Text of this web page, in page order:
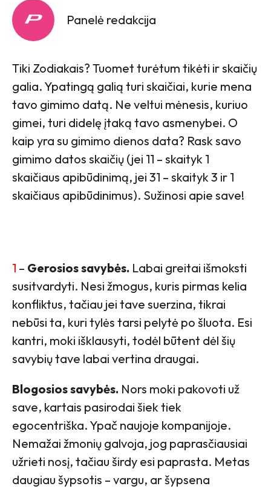
Panelė redakcija
Tiki Zodiakais? Tuomet turėtum tikėti ir skaičių
galia. Ypatingą galią turi skaičiai, kurie mena
tavo gimimo datą. Ne veltui mėnesis, kuriuo
gimei, turi didelę įtaką tavo asmenybei. O
kaip yra su gimimo dienos data? Rask savo
gimimo datos skaičių (jei 11 – skaityk 1
skaičiaus apibūdinimą, jei 31 – skaityk 3 ir 1
skaičiaus apibūdinimus). Sužinosi apie save!
1 – Gerosios savybės. Labai greitai išmoksti
susitvardyti. Nesi žmogus, kuris pirmas kelia
konfliktus, tačiau jei tave suerzina, tikrai
nebūsi ta, kuri tylės tarsi pelytė po šluota. Esi
kantri, moki išklausyti, todėl būtent dėl šių
savybių tave labai vertina draugai.
Blogosios savybės. Nors moki pakovoti už
save, kartais pasirodai šiek tiek
egocentriška. Ypač naujoje kompanijoje.
Nemažai žmonių galvoja, jog paprasčiausiai
užrieti nosį, tačiau širdy esi paprasta. Metas
daugiau šypsotis – vargu, ar šypsena